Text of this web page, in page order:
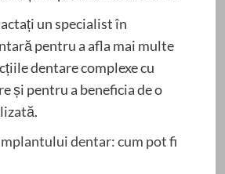
un specialist în
pentru a afla mai multe
dentare complexe cu
și pentru a beneficia de o
dentar: cum pot fi